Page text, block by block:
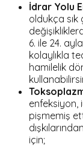
İdrar Yolu
oldukça sık
6. ile 24.
kolaylıkla
hamilelik
enfeksiyon,
pişmemiş
için;